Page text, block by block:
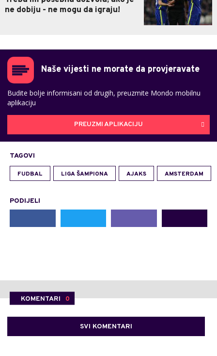
ne dobiju - ne mogu da igraju!
Naše vijesti ne morate da provjeravate
Budite bolje informisani od drugih, preuzmite Mondo mobilnu
aplikaciju
PREUZMI APLIKACIJU
TAGOVI
FUDBAL LIGA ŠAMPIONA AJAKS AMSTERDAM
PODIJELI
KOMENTARI 0
SVI KOMENTARI